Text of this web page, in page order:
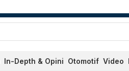
In-Depth & Opini Otomotif Video